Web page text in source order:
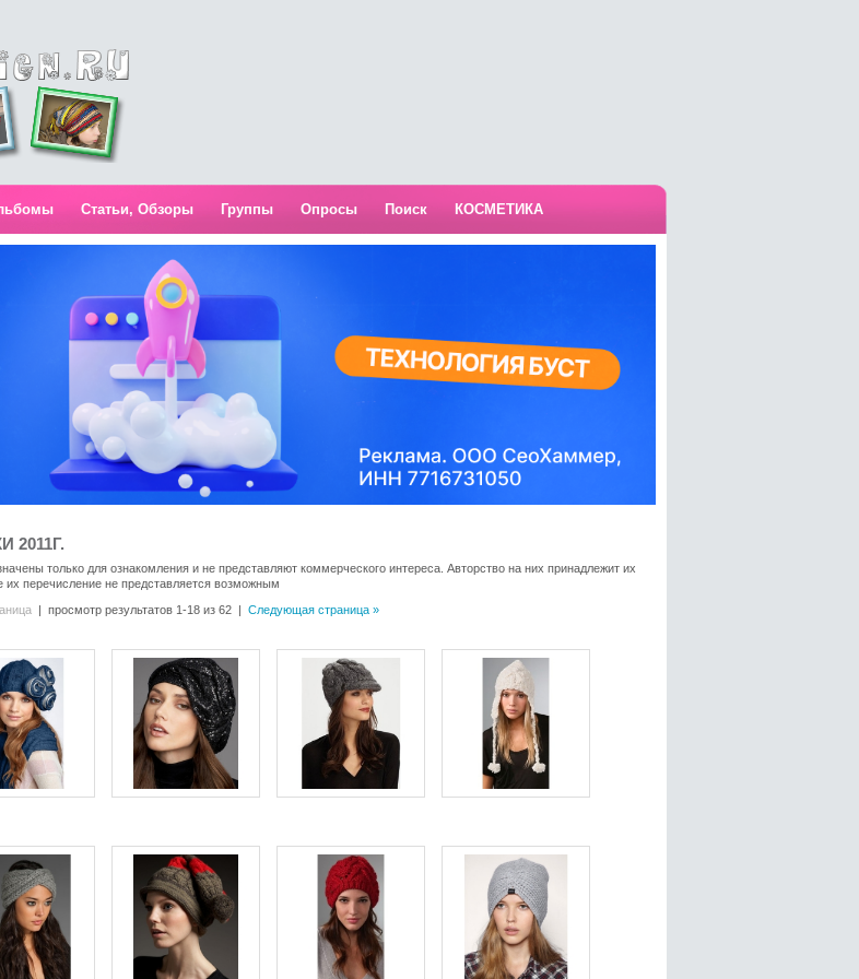
Статьи, Обзоры Группы Опросы Поиск КОСМЕТИКА
только для ознакомления и не представляют коммерческого интереса. Авторство на них принадлежит их
их перечисление не представляется возможным
| просмотр результатов 1-18 из 62 | Следующая страница »